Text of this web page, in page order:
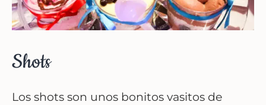
Shots
Los shots son unos bonitos vasitos de